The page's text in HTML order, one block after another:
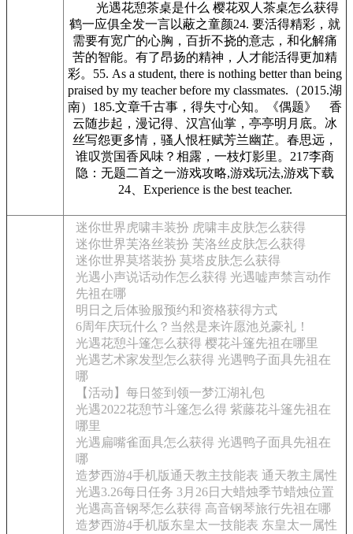
光遇花憩茶桌是什么 樱花双人茶桌怎么获得
鹤一应俱全发一言以蔽之童颜24. 要活得精彩，就
需要有宽广的心胸，百折不挠的意志，和化解痛
苦的智能。有了昂扬的精神，人才能活得更加精
彩。55. As a student, there is nothing better than being
praised by my teacher before my classmates.（2015.湖
南）185.文章千古事，得失寸心知。《偶题》 香
云随步起，漫记得、汉宫仙掌，亭亭明月底。冰
丝写怨更多情，骚人恨枉赋芳兰幽芷。春思远，
谁叹赏国香风味？相露，一枝灯影里。217李商
隐：无题二首之一游戏攻略,游戏玩法,游戏下载
24、Experience is the best teacher.
迷你世界虎啸丰装扮 虎啸丰皮肤怎么获得
迷你世界芙洛丝装扮 芙洛丝皮肤怎么获得
迷你世界莫塔装扮 莫塔皮肤怎么获得
光遇小声说话动作怎么获得 光遇嘘声禁言动作
先祖在哪
明日之后体验服预约和资格获得方式
6周年庆玩什么？当然是来许愿池兑豪礼！
光遇花憩斗篷怎么获得 樱花斗篷先祖在哪里
光遇艺术家发型怎么获得 光遇鸭子面具先祖在
哪
【活动】每日签到领一梦江湖礼包
光遇2022花憩节斗篷怎么得 紫藤花斗篷先祖在
哪里
光遇扁嘴雀面具怎么获得 光遇鸭子面具先祖在
哪
造梦西游4手机版通天教主技能表 通天教主属性
光遇3.26每日任务 3月26日大蜡烛季节蜡烛位置
光遇高音钢琴怎么获得 高音钢琴旅行先祖在哪
造梦西游4手机版东皇太一技能表 东皇太一属性